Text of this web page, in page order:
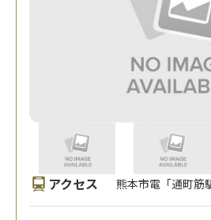
アクセス 熊本市電「通町筋